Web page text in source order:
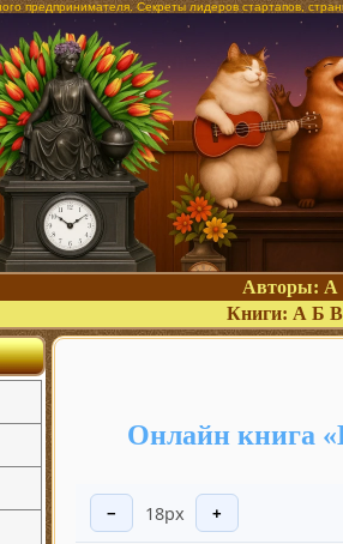
предпринимателя. Секреты лидеров стартапов,
Авторы: А
Книги: А Б В
Онлайн книга
− 18px +